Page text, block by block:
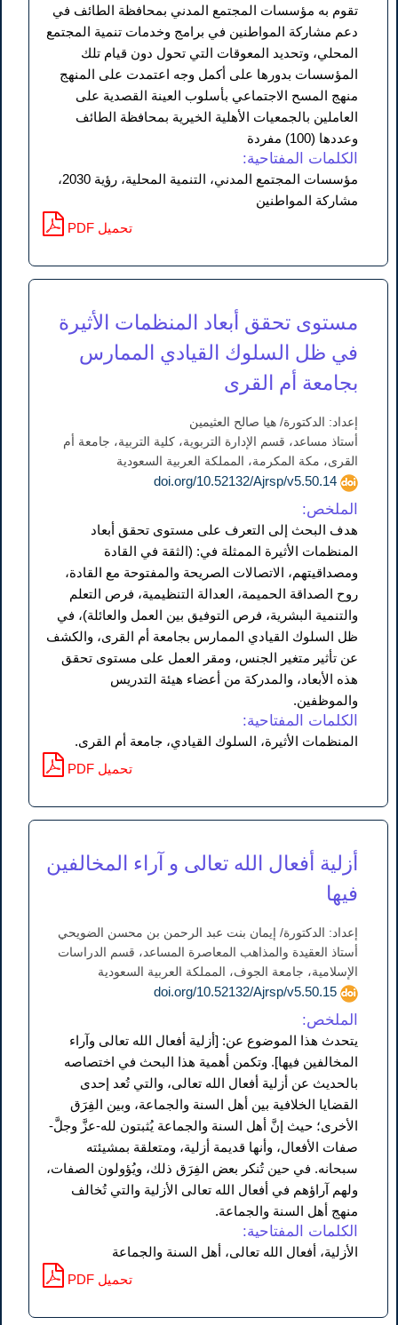
تقوم به مؤسسات المجتمع المدني بمحافظة الطائف في
دعم مشاركة المواطنين في برامج وخدمات تنمية المجتمع
المحلي، وتحديد المعوقات التي تحول دون قيام تلك
المؤسسات بدورها على أكمل وجه اعتمدت على المنهج
منهج المسح الاجتماعي بأسلوب العينة القصدية على
العاملين بالجمعيات الأهلية الخيرية بمحافظة الطائف
وعددها (100) مفردة
الكلمات المفتاحية:
مؤسسات المجتمع المدني، التنمية المحلية، رؤية 2030،
مشاركة المواطنين
PDF تحميل
مستوى تحقق أبعاد المنظمات الأثيرة
في ظل السلوك القيادي الممارس
بجامعة أم القرى
إعداد: الدكتورة/ هيا صالح العثيمين
أستاذ مساعد، قسم الإدارة التربوية، كلية التربية، جامعة أم
القرى، مكة المكرمة، المملكة العربية السعودية
doi.org/10.52132/Ajrsp/v5.50.14
الملخص:
هدف البحث إلى التعرف على مستوى تحقق أبعاد
المنظمات الأثيرة الممثلة في: (الثقة في القادة
ومصداقيتهم، الاتصالات الصريحة والمفتوحة مع القادة،
روح الصداقة الحميمة، العدالة التنظيمية، فرص التعلم
والتنمية البشرية، فرص التوفيق بين العمل والعائلة)، في
ظل السلوك القيادي الممارس بجامعة أم القرى، والكشف
عن تأثير متغير الجنس، ومقر العمل على مستوى تحقق
هذه الأبعاد، والمدركة من أعضاء هيئة التدريس
والموظفين.
الكلمات المفتاحية:
المنظمات الأثيرة، السلوك القيادي، جامعة أم القرى.
PDF تحميل
أزلية أفعال الله تعالى و آراء المخالفين
فيها
إعداد: الدكتورة/ إيمان بنت عبد الرحمن بن محسن الضويحي
أستاذ العقيدة والمذاهب المعاصرة المساعد، قسم الدراسات
الإسلامية، جامعة الجوف، المملكة العربية السعودية
doi.org/10.52132/Ajrsp/v5.50.15
الملخص:
يتحدث هذا الموضوع عن: [أزلية أفعال الله تعالى وآراء
المخالفين فيها]. وتكمن أهمية هذا البحث في اختصاصه
بالحديث عن أزلية أفعال الله تعالى، والتي تُعد إحدى
القضايا الخلافية بين أهل السنة والجماعة، وبين الفِرَق
الأخرى؛ حيث إنَّ أهل السنة والجماعة يُثبتون لله-عزَّ وجلَّ-
صفات الأفعال، وأنها قديمة أزلية، ومتعلقة بمشيئته
سبحانه. في حين تُنكر بعض الفِرَق ذلك، ويُؤولون الصفات،
ولهم آراؤهم في أفعال الله تعالى الأزلية والتي تُخالف
منهج أهل السنة والجماعة.
الكلمات المفتاحية:
الأزلية، أفعال الله تعالى، أهل السنة والجماعة
PDF تحميل